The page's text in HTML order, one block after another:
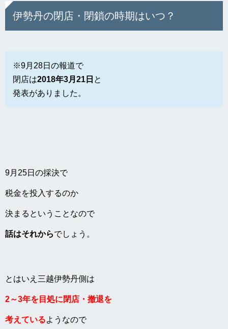
伊勢丹の閉店・閉鎖の時期はいつ？
※9月28日の報道で
閉店は2018年3月21日 と
発表がありました。
9月25日の採決で
税金を投入するのか
決まるということなので
話はそれからでしょう。
とはいえ三越伊勢丹側は
2～3年を目処に閉店・撤退を
考えているようなので